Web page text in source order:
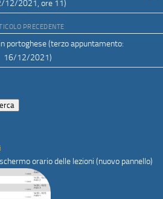
12/2021, ore 11)
PRECEDENTE
portoghese (terzo appuntamento:
16/12/2021)
orario delle lezioni (nuovo pannello)